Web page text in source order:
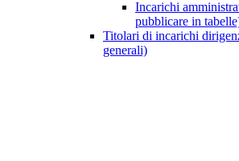
Incarichi
pubblicare in
Titolari di incarichi
generali)